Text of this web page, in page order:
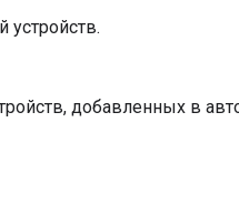
устройств.
добавленных в